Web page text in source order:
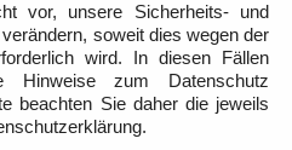
vor, unsere Sicherheits- und
soweit dies wegen der
wird. In diesen Fällen
zum Datenschutz
beachten Sie daher die jeweils